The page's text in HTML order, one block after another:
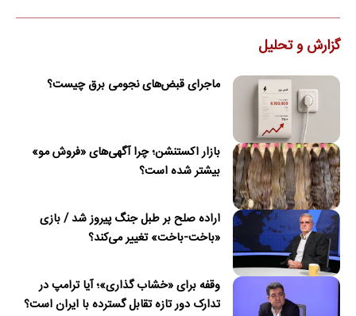
گزارش و تحلیل
ماجرای قبض‌های نجومی برق چیست؟
بازار اکستنشن؛ چرا آگهی‌های «فروش مو»
بیشتر شده است؟
اراده صلح بر طبل جنگ پیروز شد / بازی
«باخت-باخت» تغییر می‌کند؟
وقفه برای «خشاب گذاری»؛ آیا ترامپ در
تدارک دور تازه تقابل گسترده با ایران است؟